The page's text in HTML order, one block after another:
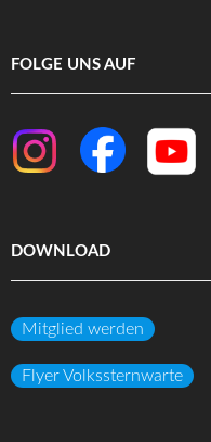
FOLGE UNS AUF
DOWNLOAD
Mitglied werden
Flyer Volkssternwarte